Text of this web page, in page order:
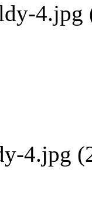
4.jpg
4.jpg